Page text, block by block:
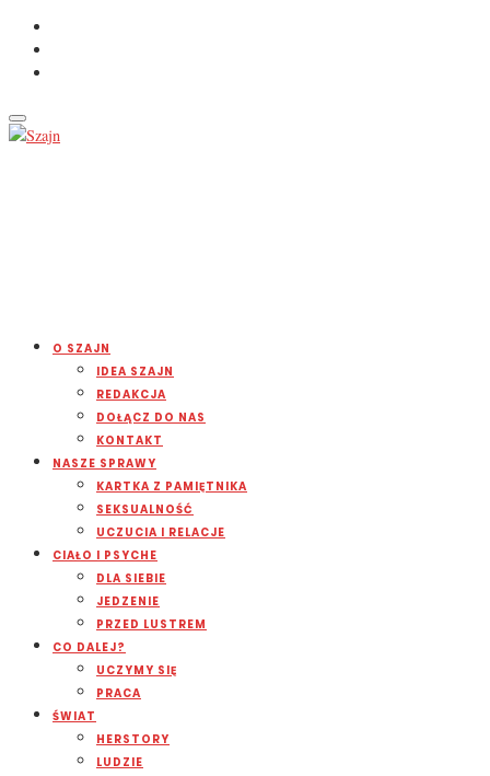
O SZAJN
IDEA SZAJN
REDAKCJA
DOŁĄCZ DO NAS
KONTAKT
NASZE SPRAWY
KARTKA Z PAMIĘTNIKA
SEKSUALNOŚĆ
UCZUCIA I RELACJE
CIAŁO I PSYCHE
DLA SIEBIE
JEDZENIE
PRZED LUSTREM
CO DALEJ?
UCZYMY SIĘ
PRACA
ŚWIAT
HERSTORY
LUDZIE